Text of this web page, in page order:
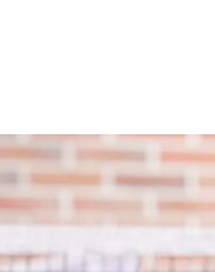
1861